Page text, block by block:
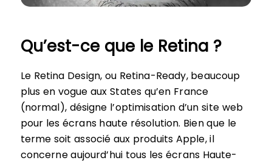
Qu’est-ce que le Retina ?
Le Retina Design, ou Retina-Ready, beaucoup
plus en vogue aux States qu’en France
(normal), désigne l’optimisation d’un site web
pour les écrans haute résolution. Bien que le
terme soit associé aux produits Apple, il
concerne aujourd’hui tous les écrans Haute-